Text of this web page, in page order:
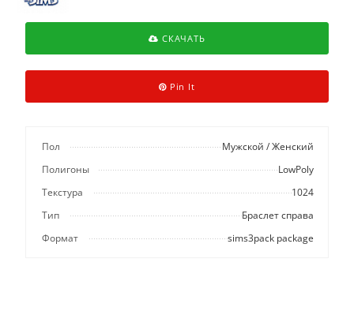
СКАЧАТЬ
Pin It
Пол
Мужской / Женский
Полигоны
LowPoly
Текстура
1024
Тип
Браслет справа
Формат
sims3pack package